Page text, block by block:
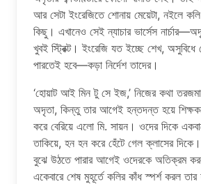
আর সেটা ইংরেজিতে শোনায় মেয়েটা, নইলে
কিছু। এখানেও সেই ন্যাচার ভার্সেস
খুবই স্ট্রিক্ট। ইংরেজি যত ইচ্ছে শেখ, অসুবিধে
পারতেই হবে—কড়া নির্দেশ তাদের।
‘হোয়াট আই মিন টু সে ইজ,’ নিজের কথা
অদৃতা, কিন্তু তার আগেই হন্তদন্ত হয়ে
করে বেরিয়ে এলো মি. সায়ন। ওদের দিকে
তাকিয়ে, হন হন করে হেঁটে গেল ক্লাসের
বুঝে উঠতে পারার আগেই ওদেরকে অতিক্রম
একেবারে শেষ মুহূর্তে কলির কাঁধ স্পর্শ করল তার